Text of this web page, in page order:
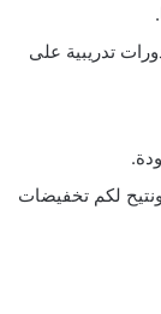
تدريبية على
لكم تخفيضات